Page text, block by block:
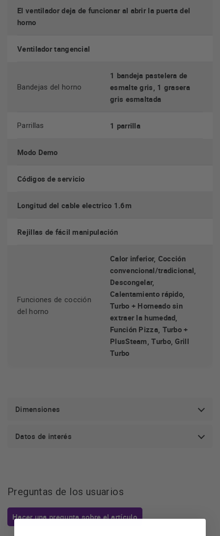
El ventilador deja de funcionar al abrir la puerta del
horno
Ventilador tangencial
Bandejas del horno
1 bandeja pastelera de
esmalte gris, 1 grasera
gris esmaltada
Parrillas 1 parrilla
Modo Demo
Códigos de servicio
Longitud del cable electrico 1.6m
Rejillas de fácil manipulación
Funciones de cocción
del horno
Calor inferior, Cocción
convencional/tradicional,
Descongelar,
Calentamiento rápido,
Turbo + Horneado sin
extraer la humedad,
Función Pizza, Turbo +
PlusSteam, Turbo, Grill
Turbo
Dimensiones
Datos de interés
Preguntas de los usuarios
Hacer una pregunta sobre el artículo